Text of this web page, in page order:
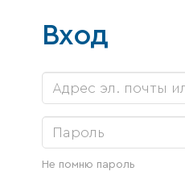
Вход
Не помню пароль